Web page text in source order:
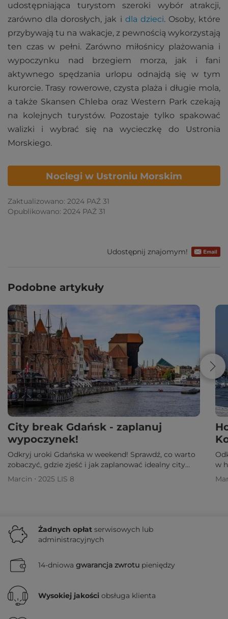
udostępniająca turystom szeroki wybór atrakcji,
zarówno dla dorosłych, jak i dla dzieci. Osoby, które
przybywają tu na wakacje, z pewnością wykorzystają
ten czas w pełni. Zarówno miłośnicy plażowania i
wypoczynku nad brzegiem morza, jak i fani
aktywnego spędzania urlopu odnajdą się w tym
kurorcie. Trasy rowerowe, czysta plaża i długie mola,
a także Skansen Chleba oraz Western Park czekają
na kolejnych turystów. Pozostaje tylko spakować
walizki i wybrać się na wycieczkę do Ustronia
Morskiego.
Noclegi w Ustroniu Morskim
Zaktualizowano: 2024 PAŹ 31
Opublikowano: 2024 PAŹ 31
Udostępnij znajomym!
Podobne artykuły
City break Gdańsk - zaplanuj
wypoczynek!
Odkryj uroki Gdańska w weekend! Sprawdź, co warto
zobaczyć, gdzie zjeść i jak zaplanować idealny city
break nad morzem. Zainspiruj się!
Marcin ⋅ 2025 LIS 8
w
i
Żadnych opłat serwisowych lub
administracyjnych
14-dniowa gwarancja zwrotu pieniędzy
Wysokiej jakości obsługa klienta